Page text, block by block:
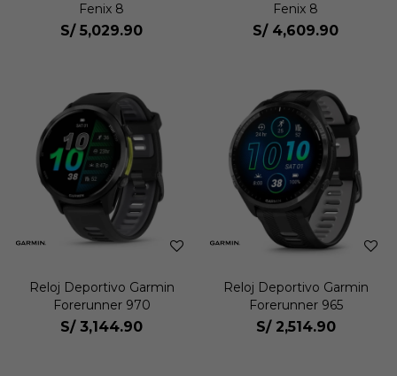
Fenix 8
S/ 5,029.90
Fenix 8
S/ 4,609.90
Reloj Deportivo Garmin
Forerunner 970
S/ 3,144.90
Reloj Deportivo Garmin
Forerunner 965
S/ 2,514.90